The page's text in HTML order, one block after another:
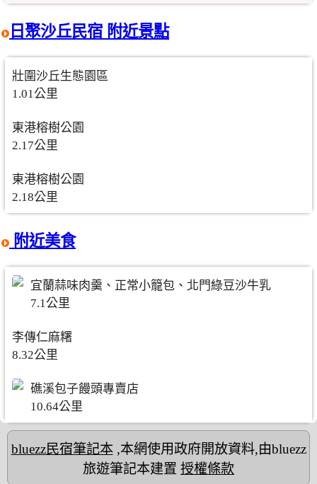
日聚沙丘民宿 附近景點
壯圍沙丘生態園區
1.01公里
東港榕樹公園
2.17公里
東港榕樹公園
2.18公里
附近美食
宜蘭蒜味肉羹、正常小籠包、北門綠豆沙牛乳
7.1公里
李傳仁麻糬
8.32公里
礁溪包子饅頭專賣店
10.64公里
bluezz民宿筆記本,本網使用政府開放資料,由bluezz
旅遊筆記本建置 授權條款